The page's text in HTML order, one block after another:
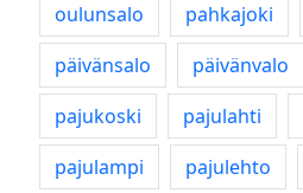
oulunsalo
pahkajoki
päivänsalo
päivänvalo
pajukoski
pajulahti
pajulampi
pajulehto